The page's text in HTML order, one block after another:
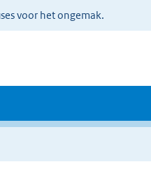
voor het ongemak.